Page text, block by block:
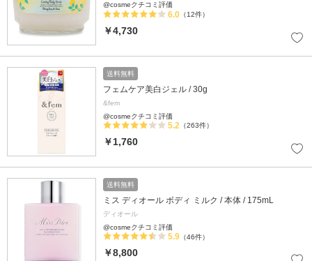
@cosmeクチコミ評価
6.0 （12件）
￥4,730
送料無料
フェムケア美白ジェル / 30g
&fem
@cosmeクチコミ評価
5.2 （263件）
￥1,760
送料無料
ミス ディオール ボディ ミルク / 本体 / 175mL
ディオール
@cosmeクチコミ評価
5.9 （46件）
￥8,800